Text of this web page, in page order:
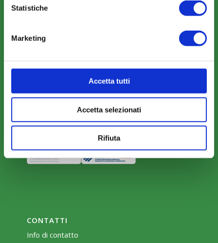
Statistiche
Marketing
Accetta tutti
Accetta selezionati
Rifiuta
Parere Parti
Bacheca
CONTATTI
Info di contatto